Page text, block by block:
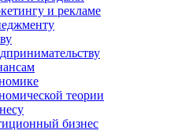
и рекламе
теории
бизнес